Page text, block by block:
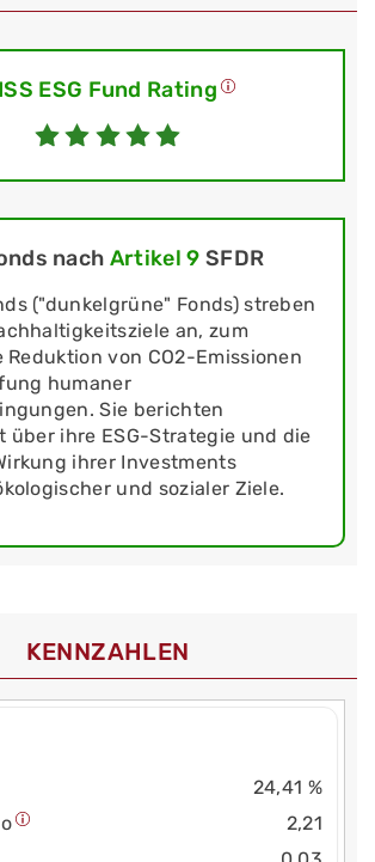
ISS ESG Fund Rating
nach Artikel 9 SFDR
("dunkelgrüne" Fonds) streben
an, zum
Reduktion von CO2-Emissionen
humaner
Sie berichten
über ihre ESG-Strategie und die
ihrer Investments
und sozialer Ziele.
KENNZAHLEN
24,41 %
2,21